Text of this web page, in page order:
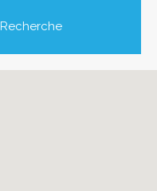
Recherche